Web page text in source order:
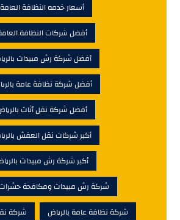
أسعار خدمه النظافة العامة
أفضل شركات النظافة
أفضل شركة رش مبيدات
أفضل شركة نظافة عامة
أفضل شركة نقل أثاث
أكبر شركات نقل العفش
أكبر شركة رش مبيدات
شركة رش مبيدات ومكافحة حشرات
شركة نظافة عامة بالرياض
شركة